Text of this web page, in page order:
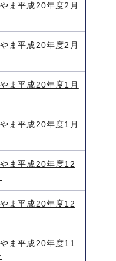
ま平成20年度2月
ま平成20年度2月
ま平成20年度1月
ま平成20年度1月
ま平成20年度12
ま平成20年度12
ま平成20年度11